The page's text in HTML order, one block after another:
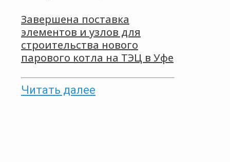
Завершена поставка
элементов и узлов для
строительства нового
парового котла на ТЭЦ в Уфе
Читать далее